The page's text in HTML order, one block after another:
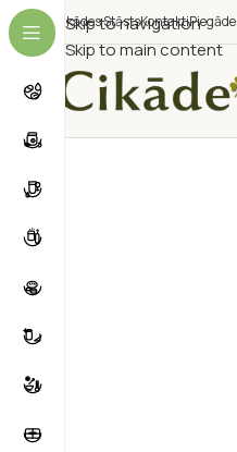
Skip to navigation
Skip to main content
Cikādes StāstsKontaktiPiegāde